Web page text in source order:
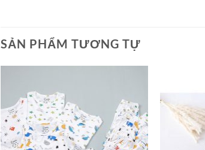
SẢN PHẨM TƯƠNG TỰ